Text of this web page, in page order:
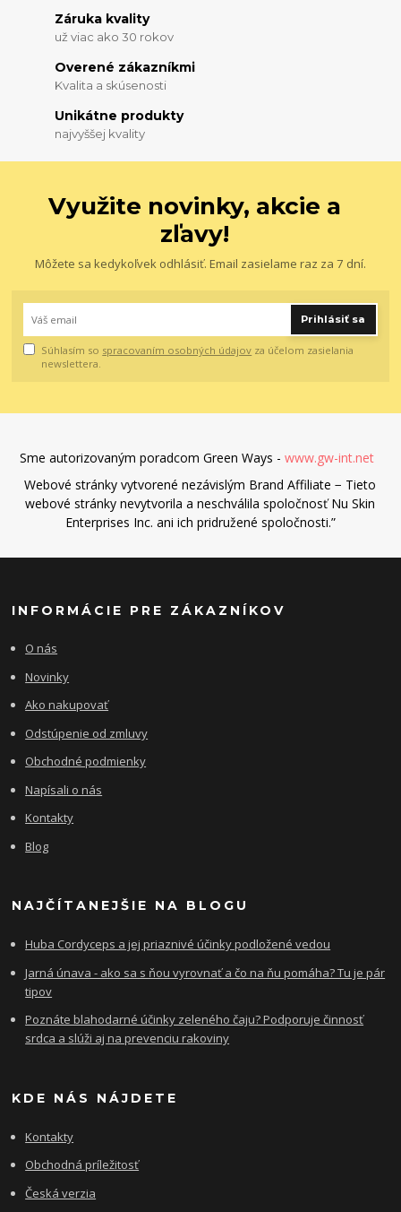
Záruka kvality
už viac ako 30 rokov
Overené zákazníkmi
Kvalita a skúsenosti
Unikátne produkty
najvyššej kvality
Využite novinky, akcie a
zľavy!
Môžete sa kedykoľvek odhlásiť. Email zasielame raz za 7 dní.
Prihlásiť sa
Súhlasím so spracovaním osobných údajov za účelom zasielania
newslettera.
Sme autorizovaným poradcom Green Ways - www.gw-int.net
Webové stránky vytvorené nezávislým Brand Affiliate − Tieto
webové stránky nevytvorila a neschválila spoločnosť Nu Skin
Enterprises Inc. ani ich pridružené spoločnosti.”
INFORMÁCIE PRE ZÁKAZNÍKOV
O nás
Novinky
Ako nakupovať
Odstúpenie od zmluvy
Obchodné podmienky
Napísali o nás
Kontakty
Blog
NAJČÍTANEJŠIE NA BLOGU
Huba Cordyceps a jej priaznivé účinky podložené vedou
Jarná únava - ako sa s ňou vyrovnať a čo na ňu pomáha? Tu je pár
tipov
Poznáte blahodarné účinky zeleného čaju? Podporuje činnosť
srdca a slúži aj na prevenciu rakoviny
KDE NÁS NÁJDETE
Kontakty
Obchodná príležitosť
Česká verzia